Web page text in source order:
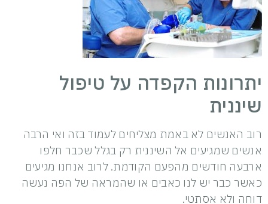
יתרונות הקפדה על טיפול
שיננית
רוב האנשים לא באמת מצליחים לעמוד בזה ואי הרבה
אנשים שמגיעים אל השיננית רק בגלל שכבר חלפו
ארבעה חודשים מהפעם הקודמת. לרוב אנחנו מגיעים
כאשר כבר יש לנו כאבים או שהמראה של הפה נעשה
דוחה ולא אסתטי.